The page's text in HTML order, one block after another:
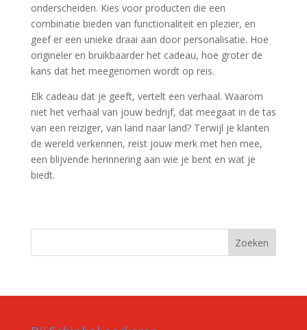
onderscheiden. Kies voor producten die een
combinatie bieden van functionaliteit en plezier, en
geef er een unieke draai aan door personalisatie. Hoe
origineler en bruikbaarder het cadeau, hoe groter de
kans dat het meegenomen wordt op reis.
Elk cadeau dat je geeft, vertelt een verhaal. Waarom
niet het verhaal van jouw bedrijf, dat meegaat in de tas
van een reiziger, van land naar land? Terwijl je klanten
de wereld verkennen, reist jouw merk met hen mee,
een blijvende herinnering aan wie je bent en wat je
biedt.